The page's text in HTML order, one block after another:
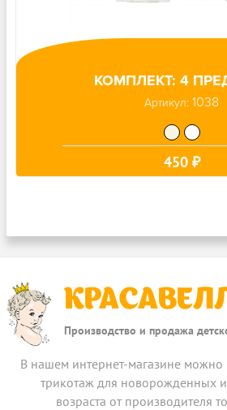
КОМПЛЕКТ: 4
Артикул: 1038
450 ₽
Производство и продажа
В нашем интернет-магазине можно
трикотаж для новорожденных и
возраста от производителя